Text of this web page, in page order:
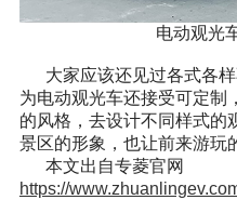
电动观光
大家应该还见过各式各
为电动观光车还接受可定制
的风格，去设计不同样式的
景区的形象，也让前来游玩
本文出自专菱官网
https://